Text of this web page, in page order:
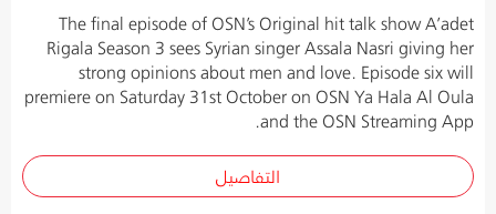
The final episode of OSN’s Original hit talk show A’adet
Rigala Season 3 sees Syrian singer Assala Nasri giving her
strong opinions about men and love. Episode six will
premiere on Saturday 31st October on OSN Ya Hala Al Oula
and the OSN Streaming App.
التفاصيل